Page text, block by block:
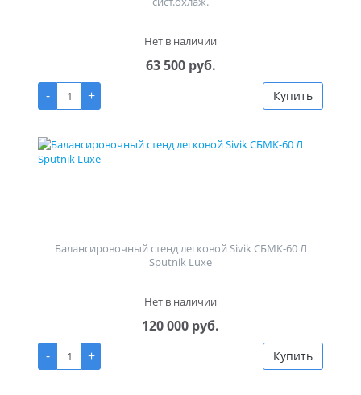
Нет в наличии
63 500 руб.
-
+ Купить
Балансировочный стенд легковой Sivik СБМК-60 Л
Sputnik Luxe
Нет в наличии
120 000 руб.
-
+ Купить